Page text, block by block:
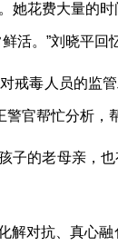
花费大量的
活。”刘晓平回
戒毒人员的监
官帮忙分析，
子的老母亲，
对抗、真心